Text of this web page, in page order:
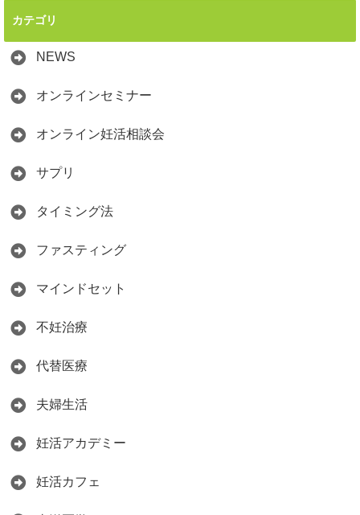
カテゴリ
NEWS
オンラインセミナー
オンライン妊活相談会
サプリ
タイミング法
ファスティング
マインドセット
不妊治療
代替医療
夫婦生活
妊活アカデミー
妊活カフェ